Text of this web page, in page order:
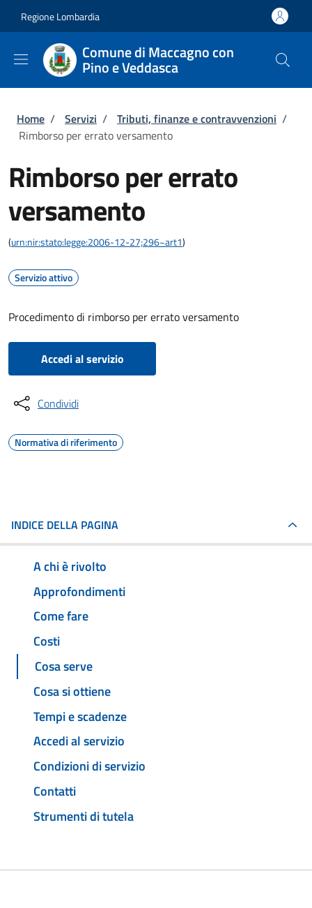
Regione Lombardia
Comune di Maccagno con
Pino e Veddasca
Briciole di pane
Home / Servizi / Tributi, finanze e contravvenzioni /
Rimborso per errato versamento
Rimborso per errato
versamento
(urn:nir:stato:legge:2006-12-27;296~art1)
Servizio attivo
Procedimento di rimborso per errato versamento
Accedi al servizio
Condividi
Normativa di riferimento
INDICE DELLA PAGINA
A chi è rivolto
Approfondimenti
Come fare
Costi
Cosa serve
Cosa si ottiene
Tempi e scadenze
Accedi al servizio
Condizioni di servizio
Contatti
Strumenti di tutela